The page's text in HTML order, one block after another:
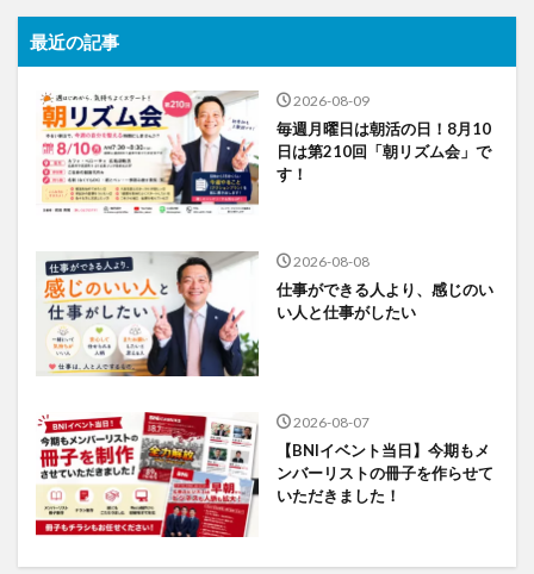
最近の記事
2026-08-09
毎週月曜日は朝活の日！8月10
日は第210回「朝リズム会」で
す！
2026-08-08
仕事ができる人より、感じのい
い人と仕事がしたい
2026-08-07
【BNIイベント当日】今期もメ
ンバーリストの冊子を作らせて
いただきました！